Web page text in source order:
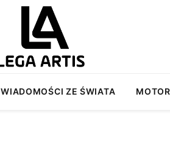
WIADOMOŚCI ZE ŚWIATA